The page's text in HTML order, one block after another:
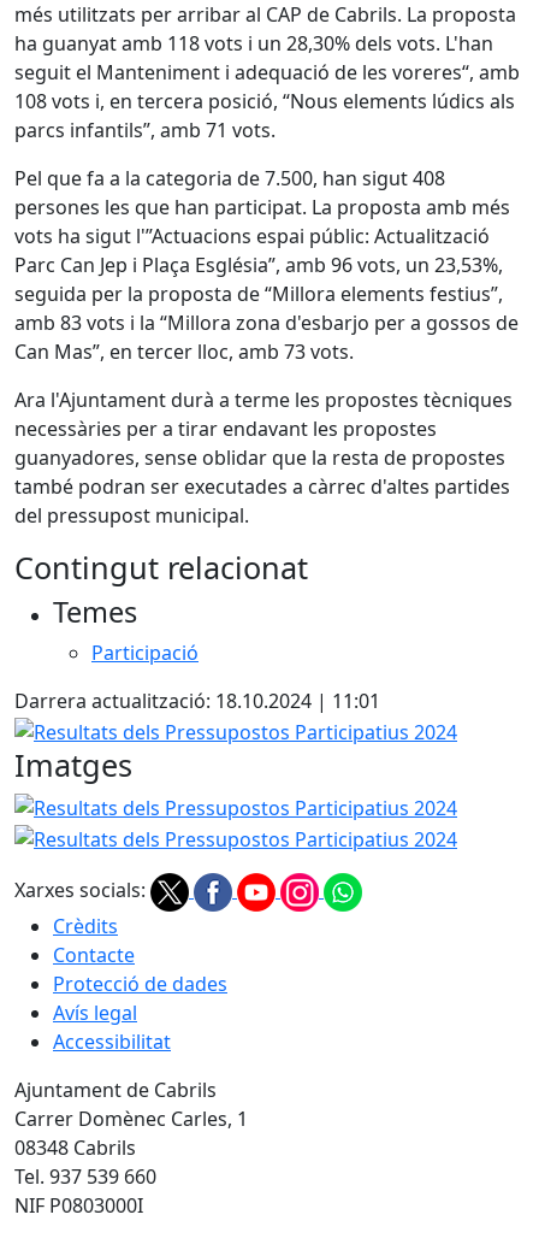
més utilitzats per arribar al CAP de Cabrils. La proposta
ha guanyat amb 118 vots i un 28,30% dels vots. L'han
seguit el Manteniment i adequació de les voreres“, amb
108 vots i, en tercera posició, “Nous elements lúdics als
parcs infantils”, amb 71 vots.
Pel que fa a la categoria de 7.500, han sigut 408
persones les que han participat. La proposta amb més
vots ha sigut l'”Actuacions espai públic: Actualització
Parc Can Jep i Plaça Església”, amb 96 vots, un 23,53%,
seguida per la proposta de “Millora elements festius”,
amb 83 vots i la “Millora zona d'esbarjo per a gossos de
Can Mas”, en tercer lloc, amb 73 vots.
Ara l'Ajuntament durà a terme les propostes tècniques
necessàries per a tirar endavant les propostes
guanyadores, sense oblidar que la resta de propostes
també podran ser executades a càrrec d'altes partides
del pressupost municipal.
Contingut relacionat
Temes
Participació
Darrera actualització: 18.10.2024 | 11:01
Resultats dels Pressupostos Participatius 2024
Imatges
Resultats dels Pressupostos Participatius 2024
Xarxes socials:
Crèdits
Contacte
Protecció de dades
Avís legal
Accessibilitat
Ajuntament de Cabrils
Carrer Domènec Carles, 1
08348 Cabrils
Tel. 937 539 660
NIF P0803000I